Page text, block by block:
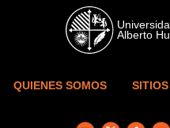
Skip to main content
QUIENES SOMOS